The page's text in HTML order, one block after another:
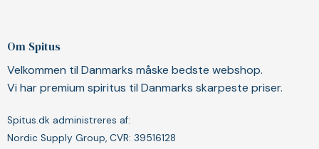
Om Spitus
Velkommen til Danmarks måske bedste webshop.
Vi har premium spiritus til Danmarks skarpeste priser.
Spitus.dk administreres af:
Nordic Supply Group, CVR: 39516128